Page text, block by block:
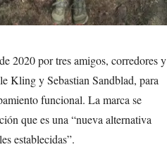
2020 por tres amigos, corredores y
Kling y Sebastian Sandblad, para
funcional. La marca se
que es una “nueva alternativa
establecidas”.